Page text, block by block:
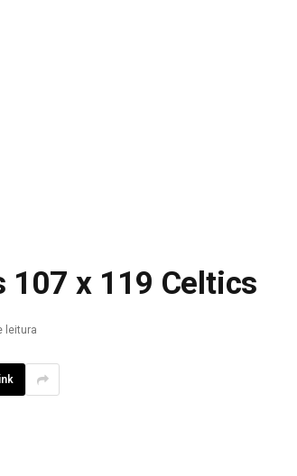
x 119 Celtics
leitura